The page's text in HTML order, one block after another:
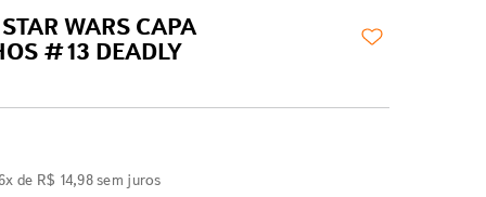
WARS CAPA
#13 DEADLY
x de R$ 14,98sem juros